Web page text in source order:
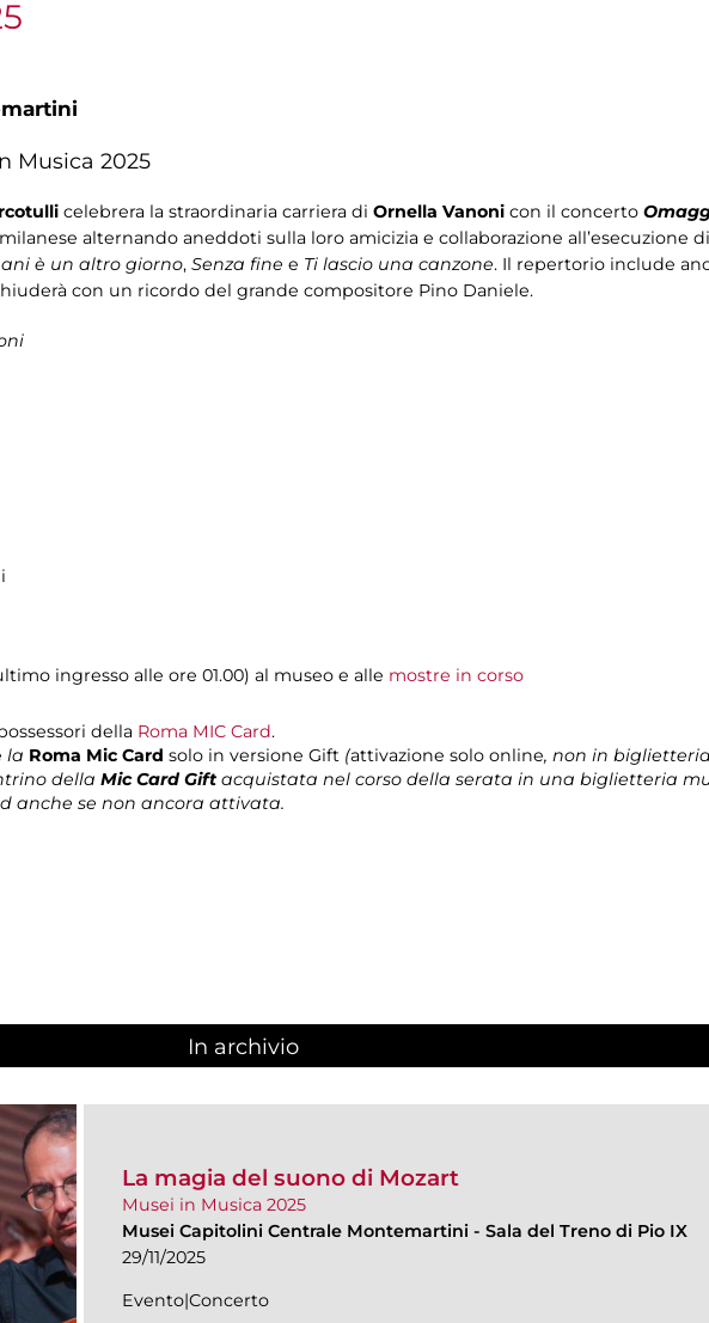
Musica 2025
celebrera la straordinaria carriera di Ornella Vanoni con il concerto
alternando aneddoti sulla loro amicizia e collaborazione all’esecuzione
è un altro giorno, Senza fine e Ti lascio una canzone. Il repertorio include
con un ricordo del grande compositore Pino Daniele.
ingresso alle ore 01.00) al museo e alle mostre in corso
della Roma MIC Card.
la Roma Mic Card solo in versione Gift (attivazione solo online, non in
della Mic Card Gift acquistata nel corso della serata in una biglietteria
anche se non ancora attivata.
In archivio
La magia del suono di Mozart
Musei in Musica 2025
Musei Capitolini Centrale Montemartini - Sala del Treno di Pio IX
29/11/2025
Evento|Concerto